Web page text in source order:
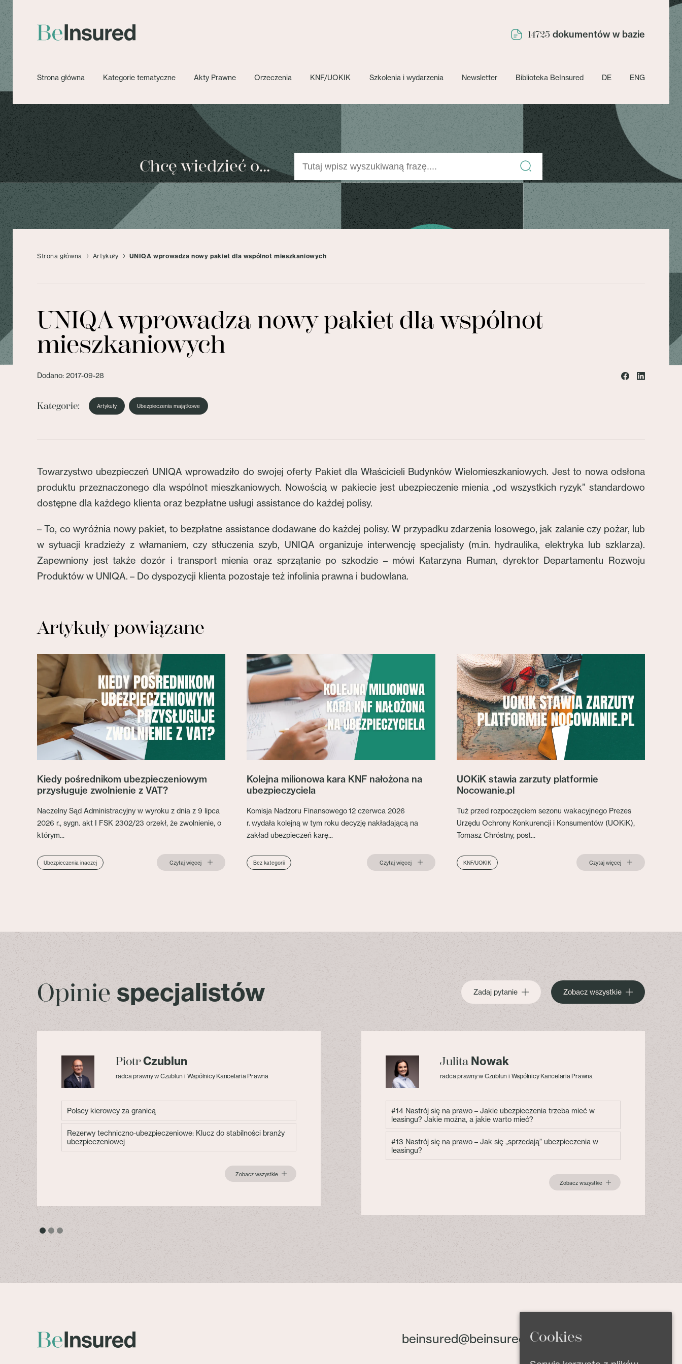
14725 dokumentów w bazie
Strona główna Kategorie tematyczne Akty Prawne Orzeczenia KNF/UOKIK Szkolenia i wydarzenia Newsletter Biblioteka BeInsured DE ENG
Chcę wiedzieć o...
Strona główna Artykuły UNIQA wprowadza nowy pakiet dla wspólnot mieszkaniowych
UNIQA wprowadza nowy pakiet dla wspólnot
mieszkaniowych
Dodano: 2017-09-28
Kategorie: Artykuły Ubezpieczenia majątkowe
Towarzystwo ubezpieczeń UNIQA wprowadziło do swojej oferty Pakiet dla Właścicieli Budynków Wielomieszkaniowych. Jest to nowa odsłona
produktu przeznaczonego dla wspólnot mieszkaniowych. Nowością w pakiecie jest ubezpieczenie mienia „od wszystkich ryzyk” standardowo
dostępne dla każdego klienta oraz bezpłatne usługi assistance do każdej polisy.
– To, co wyróżnia nowy pakiet, to bezpłatne assistance dodawane do każdej polisy. W przypadku zdarzenia losowego, jak zalanie czy pożar, lub
w sytuacji kradzieży z włamaniem, czy stłuczenia szyb, UNIQA organizuje interwencję specjalisty (m.in. hydraulika, elektryka lub szklarza).
Zapewniony jest także dozór i transport mienia oraz sprzątanie po szkodzie – mówi Katarzyna Ruman, dyrektor Departamentu Rozwoju
Produktów w UNIQA. – Do dyspozycji klienta pozostaje też infolinia prawna i budowlana.
Artykuły powiązane
Kiedy pośrednikom ubezpieczeniowym
przysługuje zwolnienie z VAT?
Naczelny Sąd Administracyjny w wyroku z dnia z 9 lipca
2026 r., sygn. akt I FSK 2302/23 orzekł, że zwolnienie, o
którym...
Ubezpieczenia inaczej Czytaj więcej
Kolejna milionowa kara KNF nałożona na
ubezpieczyciela
Komisja Nadzoru Finansowego 12 czerwca 2026
r. wydała kolejną w tym roku decyzję nakładającą na
zakład ubezpieczeń karę...
Bez kategorii Czytaj więcej
UOKiK stawia zarzuty platformie
Nocowanie.pl
Tuż przed rozpoczęciem sezonu wakacyjnego Prezes
Urzędu Ochrony Konkurencji i Konsumentów (UOKiK),
Tomasz Chróstny, post...
KNF/UOKIK Czytaj więcej
Opinie specjalistów Zadaj pytanie Zobacz wszystkie
PiotrCzublun
radca prawny w Czublun i Wspólnicy Kancelaria Prawna
Polscy kierowcy za granicą
Rezerwy techniczno-ubezpieczeniowe: Klucz do stabilności branży
ubezpieczeniowej
Zobacz wszystkie
Julita Nowak
radca prawny w Czublun i Wspólnicy Kancelaria Prawna
#14 Nastrój się na prawo – Jakie ubezpieczenia trzeba mieć w
leasingu? Jakie można, a jakie warto mieć?
#13 Nastrój się na prawo – Jak się „sprzedają” ubezpieczenia w
leasingu?
Zobacz wszystkie
beinsured@beinsured.plCookies